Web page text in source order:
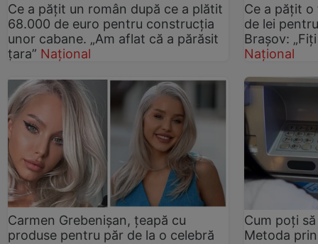
Ce a pățit un român după ce a plătit
68.000 de euro pentru construcția
unor cabane. „Am aflat că a părăsit
țara” Național
Ce a pățit o
de lei
Brașov:
Național
Carmen Grebenișan, țeapă cu
produse pentru păr de la o celebră
Cum poți
Metoda